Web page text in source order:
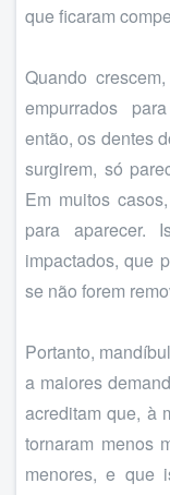
que ficaram
Quando
empurrados
então, os dentes
surgirem, só
Em muitos
para aparecer.
impactados, que
se não forem
Portanto,
a maiores
acreditam que, à
tornaram menos
menores, e que